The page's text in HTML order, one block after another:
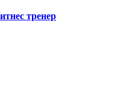
тренер